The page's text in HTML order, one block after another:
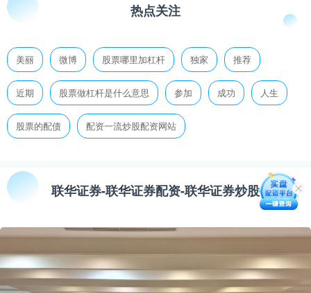
热点关注
美丽 微博 股票哪里加杠杆 独家 推荐
近期 股票做杠杆是什么意思 参加 成功 人生
股票的配债 配资一流炒股配资网站
联华证券-联华证券配资-联华证券炒股